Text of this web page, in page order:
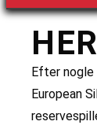
Efter
European